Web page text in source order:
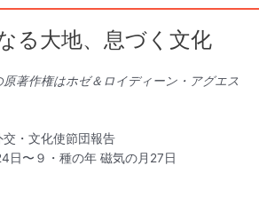
ニ
る大地、息づく文化
著作権はホゼ＆ロイディーン・アグエス
・文化使節団報告
日〜９・種の年 磁気の月27日